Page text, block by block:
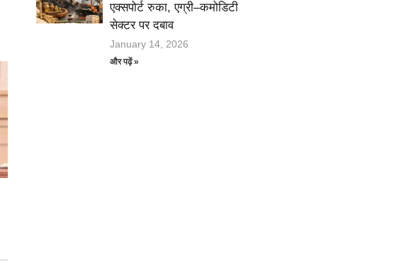
एक्सपोर्ट रुका, एग्री–कमोडिटी
सेक्टर पर दबाव
January 14, 2026
और पढ़ें »